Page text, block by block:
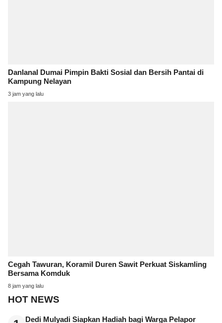
Danlanal Dumai Pimpin Bakti Sosial dan Bersih Pantai di
Kampung Nelayan
3 jam yang lalu
Cegah Tawuran, Koramil Duren Sawit Perkuat Siskamling
Bersama Komduk
8 jam yang lalu
HOT NEWS
Dedi Mulyadi Siapkan Hadiah bagi Warga Pelapor